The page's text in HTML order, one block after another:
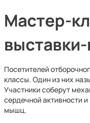
Мастер-
Посетителей
классы. Один из них
Участники соберут
сердечной активности
мышц.